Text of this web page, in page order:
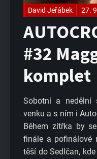
David Jeřábek 27.
#32
komplet
Sobotní a nedělní
venku a s ním i
Během zítřka by
finále a pofinálové
těší do Sedlčan,